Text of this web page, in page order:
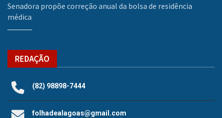
Senadora propõe correção anual da bolsa de residência
médica
REDAÇÃO
(82) 98898-7444
folhadealagoas@gmail.com